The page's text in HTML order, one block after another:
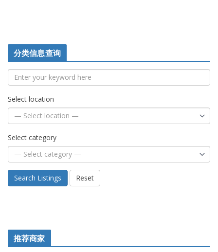
分类信息查询
Select location
Select category
Search Listings Reset
推荐商家